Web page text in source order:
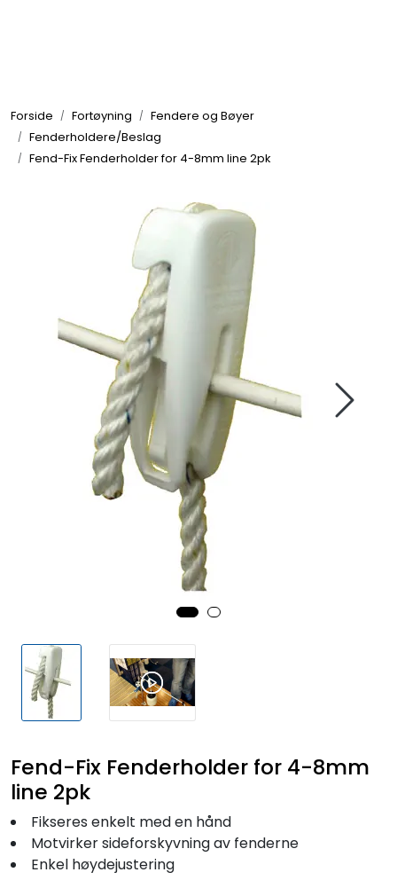
Forside Fortøyning
Fendere og Bøyer
Fenderholdere/Beslag
Fend-Fix Fenderholder for 4-8mm line 2pk
Fend-Fix Fenderholder for 4-8mm
line 2pk
Fikseres enkelt med en hånd
Motvirker sideforskyvning av fenderne
Enkel høydejustering
Elektrisk
Motor/Styring
Fortøyning
Fritid/Sikkerhet
Kampanje